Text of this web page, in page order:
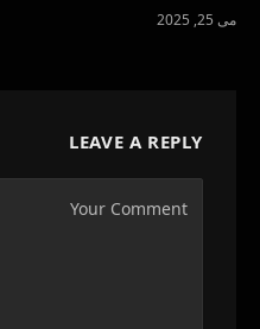
می 25, 2025
LEAVE A REPLY